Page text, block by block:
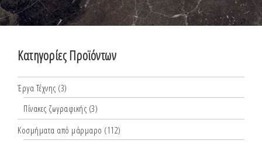
Κατηγορίες Προϊόντων
Έργα Τέχνης (3)
Πίνακες ζωγραφικής (3)
Κοσμήματα από μάρμαρο (112)